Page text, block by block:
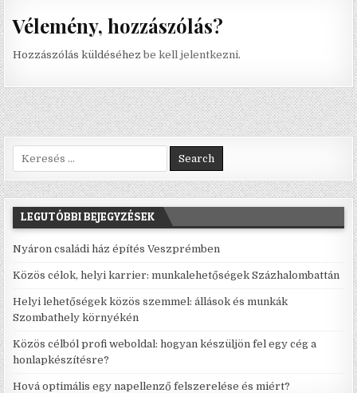
Vélemény, hozzászólás?
Hozzászólás küldéséhezbe kell jelentkezni.
Search for:
LEGUTÓBBI BEJEGYZÉSEK
Nyáron családi ház építés Veszprémben
Közös célok, helyi karrier: munkalehetőségek Százhalombattán
Helyi lehetőségek közös szemmel: állások és munkák
Szombathely környékén
Közös célból profi weboldal: hogyan készüljön fel egy cég a
honlapkészítésre?
Hová optimális egy napellenző felszerelése és miért?